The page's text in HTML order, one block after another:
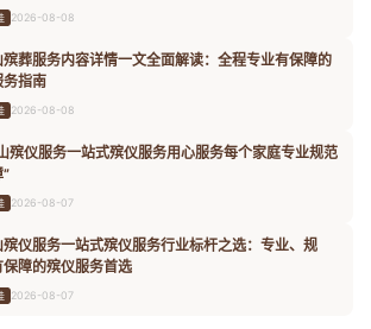
2026-08-08
殡葬服务内容详情一文全面解读：全程专业有保障的
务指南
2026-08-08
殡仪服务一站式殡仪服务用心服务每个家庭专业规范
2026-08-07
殡仪服务一站式殡仪服务行业标杆之选：专业、规
保障的殡仪服务首选
2026-08-07